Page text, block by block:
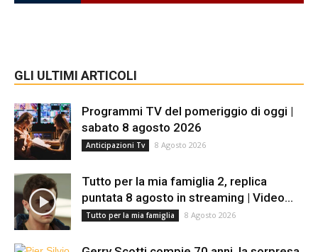
GLI ULTIMI ARTICOLI
Programmi TV del pomeriggio di oggi |
sabato 8 agosto 2026
Anticipazioni Tv 8 Agosto 2026
Tutto per la mia famiglia 2, replica
puntata 8 agosto in streaming | Video...
Tutto per la mia famiglia 8 Agosto 2026